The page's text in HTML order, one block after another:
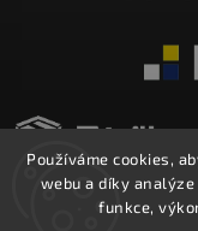
Používáme cookies,
webu a díky
funkce,